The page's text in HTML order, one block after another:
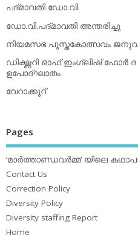
പദ്മാവതി ഡോ.വി.
ഡോ.വി.പദ്മാവതി അന്തരിച്ചു
നിയമസഭ പുസ്തകോത്സവം
ഡിക്ഷ്ണറി ഓഫ് ഇംഗ്ലിഷ് ഫോര്‍
ഉപോദ്ഘാതം
വേറാക്കൂറ്
Pages
‘മാര്‍ത്താണ്ഡവര്‍മ്മ’ യിലെ
Contact Us
Correction Policy
Diversity Policy
Diversity staffing Report
Home